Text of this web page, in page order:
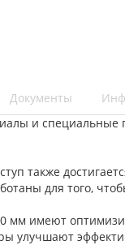
Документы
и специальные
также
для того,
мм имеют
улучшают